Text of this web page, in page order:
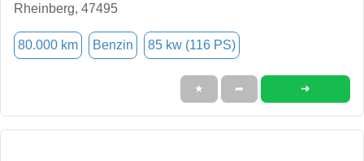
Rheinberg, 47495
80.000 km Benzin 85 kw (116 PS)
★ ➦ ➜